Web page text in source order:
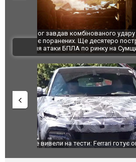
За 2000 кілометрів від
Єкатеринбурзі після атаки
склад Wildberries. ФОТО. ВІДЕО
ВІДЕО
Вийшов трейлер нової